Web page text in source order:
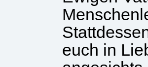
euch in